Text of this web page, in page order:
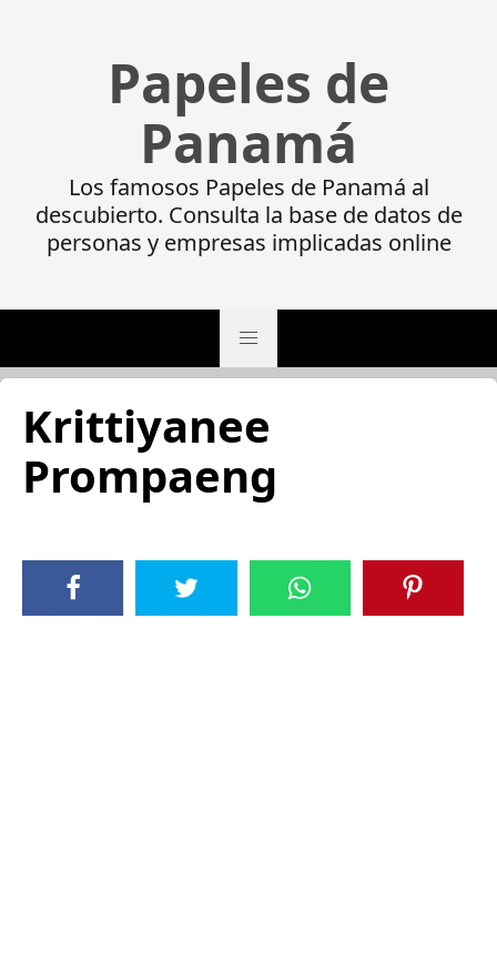
Papeles de
Panamá
Los famosos Papeles de Panamá al
descubierto. Consulta la base de datos de
personas y empresas implicadas online
Krittiyanee
Prompaeng